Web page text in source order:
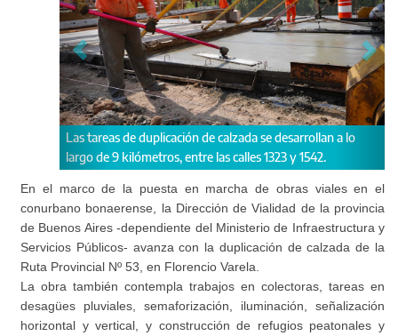
duplicación de calzada se desarrollan a lo
entre las calles 1323 y 1542.
Por dicha ruta circula un
42.500 vehículos.
En el marco de la puesta en marcha de obras viales en el
conurbano bonaerense, la Dirección de Vialidad de la provincia
de Buenos Aires -dependiente del Ministerio de Infraestructura y
Servicios Públicos- avanza con la duplicación de calzada de la
Ruta Provincial Nº 53, en Florencio Varela.
La obra también contempla trabajos en colectoras, tareas en
desagües pluviales, semaforización, iluminación, señalización
horizontal y vertical, y construcción de refugios peatonales y